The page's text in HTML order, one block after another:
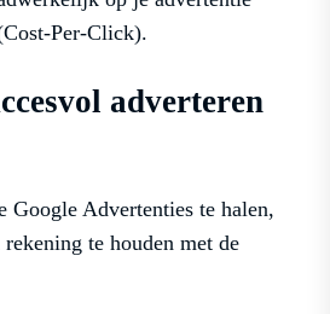
Per-Click).
adverteren
Google Advertenties te halen,
te houden met de